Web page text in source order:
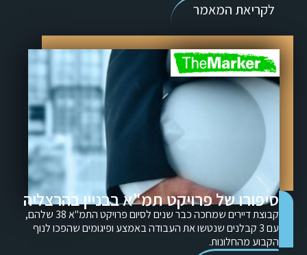
לקריאת המאמר
סיפורו של פרויקט תמ"א בבניין בהרצליה
קבוצת דיירים שמחכה כבר שנים לסיום פרויקט התמ"א 38 שלהם,
עם 3 קבלנים שנטשו את העבודה באמצע ופיגומים שהפכו לנוף
הקבוע מהחלונות.